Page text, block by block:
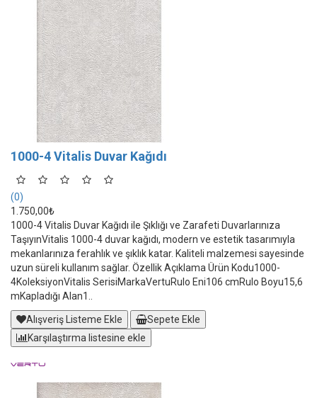
1000-4 Vitalis Duvar Kağıdı
(0)
1.750,00₺
1000-4 Vitalis Duvar Kağıdı ile Şıklığı ve Zarafeti Duvarlarınıza
TaşıyınVitalis 1000-4 duvar kağıdı, modern ve estetik tasarımıyla
mekanlarınıza ferahlık ve şıklık katar. Kaliteli malzemesi sayesinde
uzun süreli kullanım sağlar. Özellik Açıklama Ürün Kodu1000-
4KoleksiyonVitalis SerisiMarkaVertuRulo Eni106 cmRulo Boyu15,6
mKapladığı Alan1..
Alışveriş Listeme Ekle
Sepete Ekle
Karşılaştırma listesine ekle